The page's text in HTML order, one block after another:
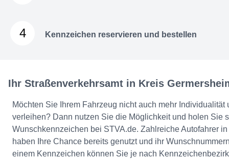
4 Kennzeichen reservieren und bestellen
Ihr Straßenverkehrsamt in Kreis
Möchten Sie Ihrem Fahrzeug nicht auch mehr Individualität
verleihen? Dann nutzen Sie die Möglichkeit und holen Sie
Wunschkennzeichen bei STVA.de. Zahlreiche Autofahrer
haben Ihre Chance bereits genutzt und ihr
einem Kennzeichen können Sie je nach